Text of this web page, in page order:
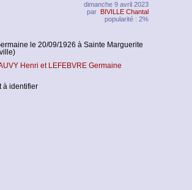
dimanche 9 avril 2023
par BIVILLE Chantal
popularité : 2%
le 20/09/1926 à Sainte Marguerite
à identifier